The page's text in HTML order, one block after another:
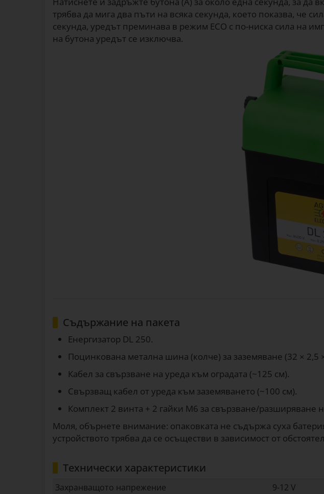
трябва да мига два пъти на всяка секунда, което показва, че
секунда, уредът преминава в режим ECO с по-ниска сила на
на бутона уредът се изключва.
Съдържание на пакета
Енергизатор DL 250.
Поцинкована метална шина (колче) за заземяване (32 × 2,5
Кабел за свързване на уреда към оградата (~125 см).
Свързващ кабел от уреда към заземяването (~100 см).
Комплект 2 винта + 2 гайки M6 за свързване/разширяване
Моля, обърнете внимание: опаковката не съдържа суха
устройството трябва да се осъществи в зависимост от
Технически характеристики
Захранващото напрежение
9-12 V